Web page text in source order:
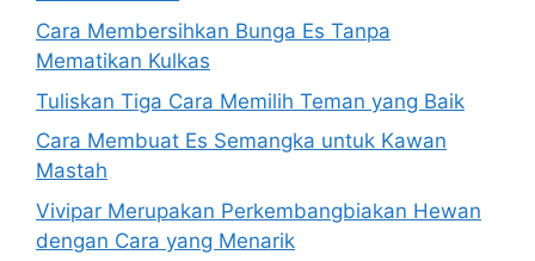
Cara Membersihkan Bunga Es Tanpa
Mematikan Kulkas
Tuliskan Tiga Cara Memilih Teman yang Baik
Cara Membuat Es Semangka untuk Kawan
Mastah
Vivipar Merupakan Perkembangbiakan Hewan
dengan Cara yang Menarik